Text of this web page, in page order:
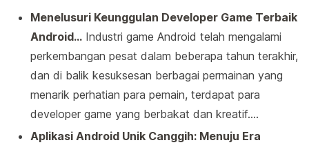
Menelusuri Keunggulan Developer Game Terbaik
Android… Industri game Android telah mengalami
perkembangan pesat dalam beberapa tahun terakhir,
dan di balik kesuksesan berbagai permainan yang
menarik perhatian para pemain, terdapat para
developer game yang berbakat dan kreatif.…
Aplikasi Android Unik Canggih: Menuju Era